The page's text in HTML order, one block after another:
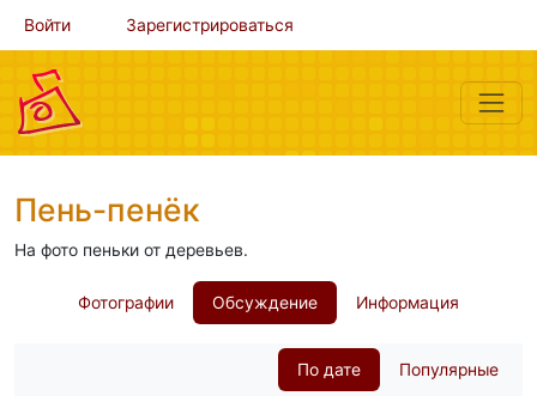
Войти Зарегистрироваться
Пень-пенёк
На фото пеньки от деревьев.
Фотографии Обсуждение Информация
По дате Популярные